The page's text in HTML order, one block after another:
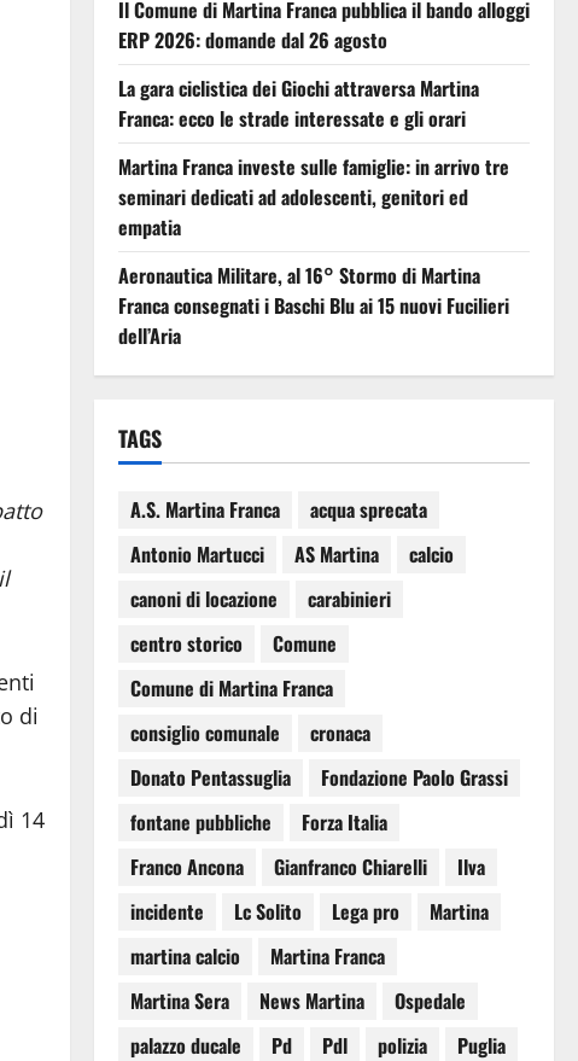
di
14
Il Comune di Martina Franca pubblica il bando alloggi
ERP 2026: domande dal 26 agosto
La gara ciclistica dei Giochi attraversa Martina
Franca: ecco le strade interessate e gli orari
Martina Franca investe sulle famiglie: in arrivo tre
seminari dedicati ad adolescenti, genitori ed
empatia
Aeronautica Militare, al 16° Stormo di Martina
Franca consegnati i Baschi Blu ai 15 nuovi Fucilieri
dell’Aria
TAGS
A.S. Martina Franca
acqua sprecata
Antonio Martucci
AS Martina
calcio
canoni di locazione
carabinieri
centro storico
Comune
Comune di Martina Franca
consiglio comunale
cronaca
Donato Pentassuglia
Fondazione Paolo Grassi
fontane pubbliche
Forza Italia
Franco Ancona
Gianfranco Chiarelli
Ilva
incidente
Lc Solito Lega pro
Martina
martina calcio
Martina Franca
Martina Sera
News Martina
Ospedale
palazzo ducale
Pd Pdl polizia
Puglia